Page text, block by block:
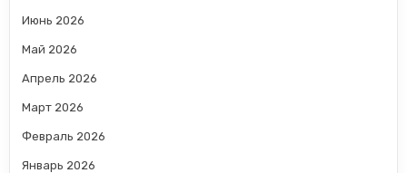
Июнь 2026
Май 2026
Апрель 2026
Март 2026
Февраль 2026
Январь 2026